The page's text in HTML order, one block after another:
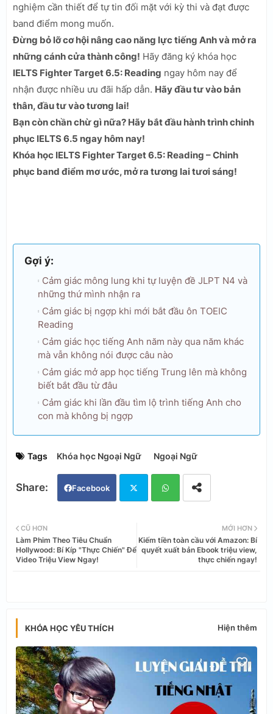
nghiệm cần thiết để tự tin đối mặt với kỳ thi và đạt được
band điểm mong muốn.
Đừng bỏ lỡ cơ hội nâng cao năng lực tiếng Anh và mở ra
những cánh cửa thành công! Hãy đăng ký khóa học
IELTS Fighter Target 6.5: Reading ngay hôm nay để
nhận được nhiều ưu đãi hấp dẫn. Hãy đầu tư vào bản
thân, đầu tư vào tương lai!
Bạn còn chần chừ gì nữa? Hãy bắt đầu hành trình chinh
phục IELTS 6.5 ngay hôm nay!
Khóa học IELTS Fighter Target 6.5: Reading – Chinh
phục band điểm mơ ước, mở ra tương lai tươi sáng!
Gợi ý:
Cảm giác mông lung khi tự luyện đề JLPT N4 và
những thứ mình nhận ra
Cảm giác bị ngợp khi mới bắt đầu ôn TOEIC
Reading
Cảm giác học tiếng Anh năm này qua năm khác
mà vẫn không nói được câu nào
Cảm giác mở app học tiếng Trung lên mà không
biết bắt đầu từ đâu
Cảm giác khi lần đầu tìm lộ trình tiếng Anh cho
con mà không bị ngợp
Tags Khóa học Ngoại Ngữ Ngoại Ngữ
Facebook
tter ats
MỚI HƠN
Kiếm tiền toàn cầu với Amazon: Bí
quyết xuất bản Ebook triệu view,
thực chiến ngay!
CŨ HƠN
Làm Phim Theo Tiêu Chuẩn
Hollywood: Bí Kíp "Thực Chiến" Để
Video Triệu View Ngay!
KHÓA HỌC YÊU THÍCH Hiện thêm